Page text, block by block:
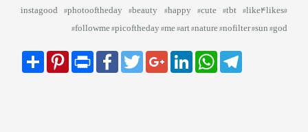
#instagood #photooftheday #beauty #happy #cute #tbt #like4likes
#followme #picoftheday #me #art #nature #nofilter #sun #god
SharePinterest Print
FacebookTwitterGoogle+LinkedInWhatsAppTelegram